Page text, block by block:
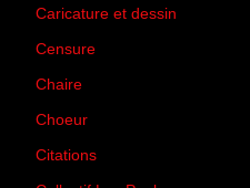
Caricature et dessin
Censure
Chaire
Choeur
Citations